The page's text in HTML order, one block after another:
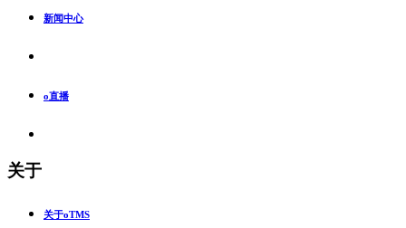
新闻中心
o直播
关于
关于oTMS